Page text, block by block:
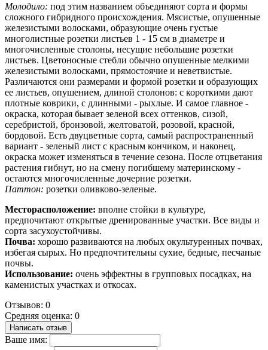
Молодило: под этим названием объединяют сорта и формы
сложного гибридного происхождения. Мясистые, опушенные
железистыми волосками, образующие очень густые
многолистные розетки листьев 1 - 15 см в диаметре и
многочисленные столоны, несущие небольшие розетки
листьев. Цветоносные стебли обычно опушенные мелкими
железистыми волосками, прямостоячие и неветвистые.
Различаются они размерами и формой розетки и образующих
ее листьев, опушением, длиной столонов: с короткими дают
плотные коврики, с длинными - рыхлые. И самое главное -
окраска, которая бывает зеленой всех оттенков, сизой,
серебристой, бронзовой, желтоватой, розовой, красной,
бордовой. Есть двуцветные сорта, самый распространенный
вариант - зеленый лист с красным кончиком, и наконец,
окраска может изменяться в течение сезона. После отцветания
растения гибнут, но на смену погибшему материнскому -
остаются многочисленные дочерние розетки.
Паттон: розетки оливково-зеленые.
Месторасположение: вполне стойки в культуре,
предпочитают открытые дренированные участки. Все виды и
сорта засухоустойчивы.
Почва: хорошо развиваются на любых окультуренных почвах,
избегая сырых. Но предпочтительны сухие, бедные, песчаные
почвы.
Использование: очень эффектны в групповых посадках, на
каменистых участках и откосах.
Отзывов: 0
Средняя оценка: 0
Написать отзыв
Ваше имя: